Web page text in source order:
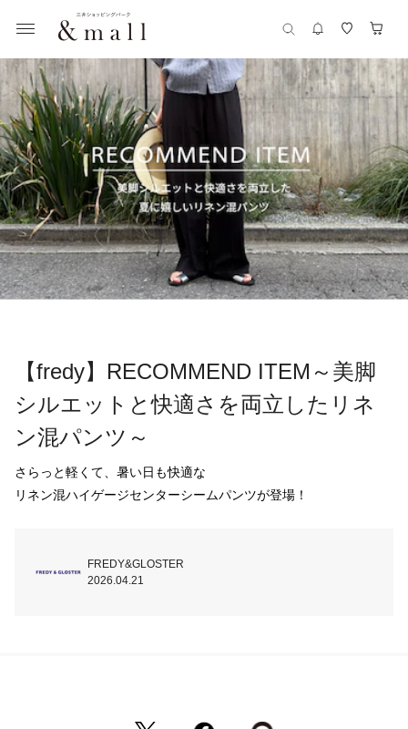
【fredy】RECOMMEND ITEM～美脚
シルエットと快適さを両立したリネ
ン混パンツ～
さらっと軽くて、暑い日も快適な
リネン混ハイゲージセンターシームパンツが登場！
FREDY&GLOSTER
2026.04.21